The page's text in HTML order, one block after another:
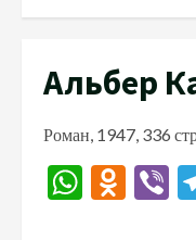
Альбер
Роман, 1947, 336